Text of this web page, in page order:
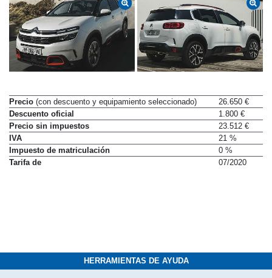
Precio (con descuento y equipamiento seleccionado)
26.650 €
Descuento oficial
1.800 €
Precio sin impuestos
23.512 €
IVA
21 %
Impuesto de matriculación
0 %
Tarifa de
07/2020
HERRAMIENTAS DE AYUDA